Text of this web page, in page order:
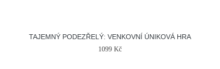
TAJEMNÝ PODEZŘELÝ: VENKOVNÍ ÚNIKOVÁ HRA
1099 Kč